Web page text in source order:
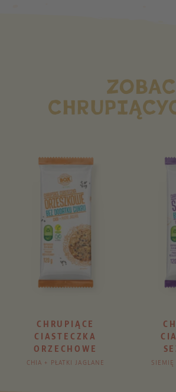
CHRUPIĄCE
CIASTECZKA
ORZECHOWE
CHIA + PŁATKI JAGLANE
SIEMIĘ